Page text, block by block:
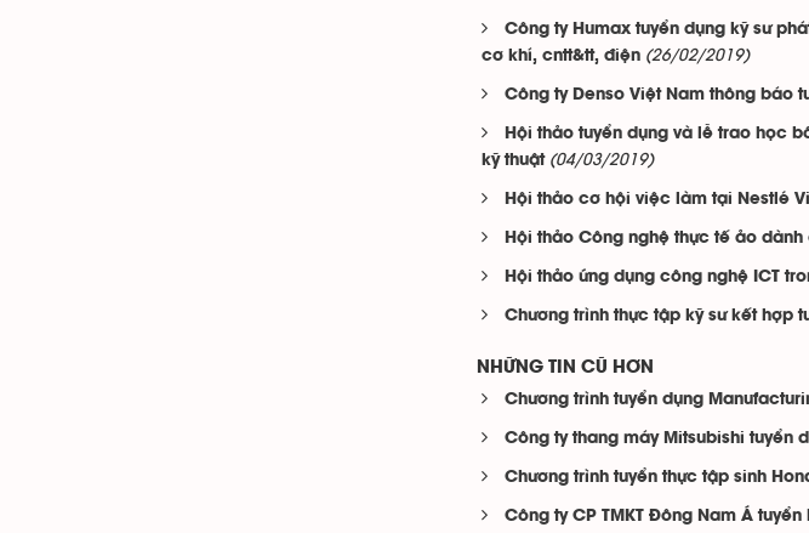
Công ty Humax tuyển dụng kỹ sư
cơ khí, cntt&tt, điện (26/02/2019)
Công ty Denso Việt Nam thông báo
Hội thảo tuyển dụng và lễ trao học
kỹ thuật (04/03/2019)
Hội thảo cơ hội việc làm tại Nestlé
Hội thảo Công nghệ thực tế ảo
Hội thảo ứng dụng công nghệ ICT
Chương trình thực tập kỹ sư kết hợp
NHỮNG TIN CŨ HƠN
Chương trình tuyển dụng
Công ty thang máy Mitsubishi tuyển
Chương trình tuyển thực tập sinh
Công ty CP TMKT Đông Nam Á